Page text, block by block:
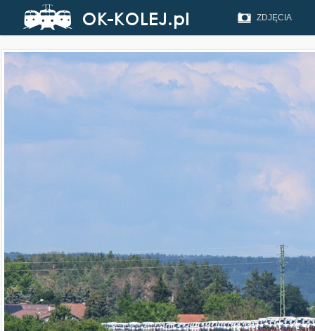
ZDJĘCIA